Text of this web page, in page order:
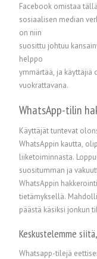
Facebook omistaa
sosiaalisen median
on niin
suosittu johtuu
helppo
ymmärtää, ja käyttäjiä
vuokrattavana.
WhatsApp-tilin
Käyttäjät tuntevat
WhatsAppin kautta,
liiketoiminnasta.
suositumman ja
WhatsAppin
tietämyksellä.
Keskustelemme
Whatsapp-tilejä